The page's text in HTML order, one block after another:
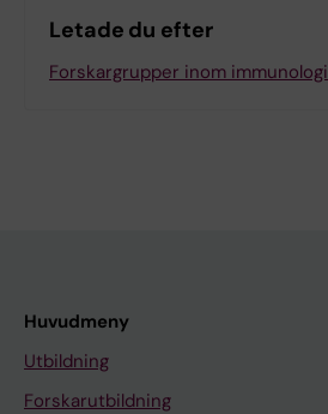
Letade du efter
Forskargrupper inom immunologi
Huvudmeny
Utbildning
Forskarutbildning